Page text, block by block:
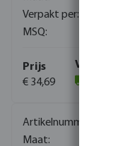
€ 34,69